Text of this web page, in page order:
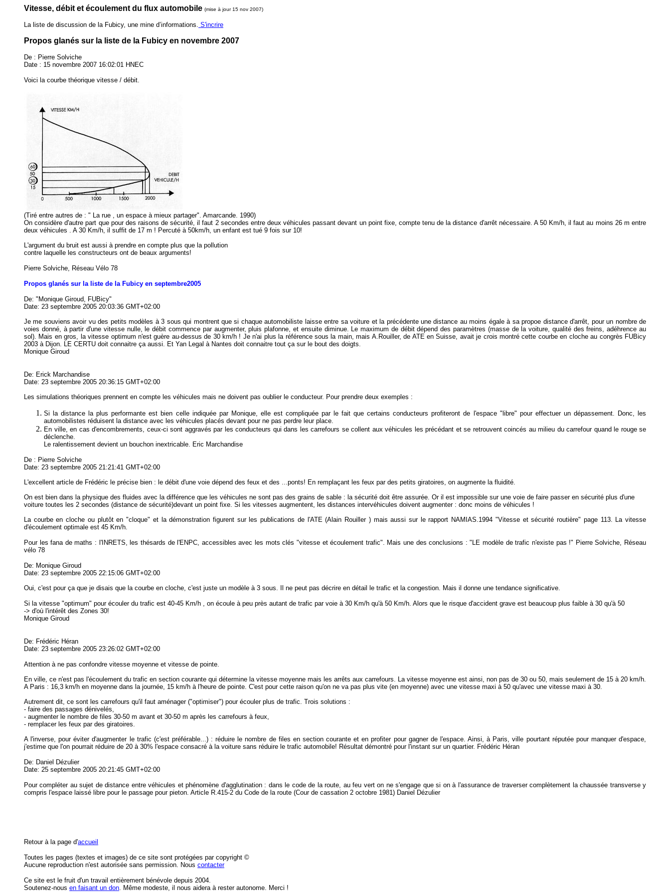
Vitesse, débit et écoulement du flux automobile (mise à jour 15 nov 2007)
La liste de discussion de la Fubicy, une mine d’informations. S'incrire
Propos glanés sur la liste de la Fubicy en novembre 2007
De : Pierre Solviche
Date : 15 novembre 2007 16:02:01 HNEC
Voici la courbe théorique vitesse / débit.
(Tiré entre autres de : " La rue , un espace à mieux partager". Amarcande. 1990)
On considère d'autre part que pour des raisons de sécurité, il faut 2 secondes entre deux véhicules passant devant un point fixe, compte tenu de la distance d'arrêt nécessaire. A 50 Km/h, il faut au moins 26 m entre
deux véhicules . A 30 Km/h, il suffit de 17 m ! Percuté à 50km/h, un enfant est tué 9 fois sur 10!
L'argument du bruit est aussi à prendre en compte plus que la pollution
contre laquelle les constructeurs ont de beaux arguments!
Pierre Solviche, Réseau Vélo 78
Propos glanés sur la liste de la Fubicy en septembre2005
De: "Monique Giroud, FUBicy"
Date: 23 septembre 2005 20:03:36 GMT+02:00
Je me souviens avoir vu des petits modèles à 3 sous qui montrent que si chaque automobiliste laisse entre sa voiture et la précédente une distance au moins égale à sa propoe distance d'arrêt, pour un nombre de
voies donné, à partir d'une vitesse nulle, le débit commence par augmenter, pluis plafonne, et ensuite diminue. Le maximum de débit dépend des paramètres (masse de la voiture, qualité des freins, adéhrence au
sol). Mais en gros, la vitesse optimum n'est guère au-dessus de 30 km/h ! Je n'ai plus la référence sous la main, mais A.Rouiller, de ATE en Suisse, avait je crois montré cette courbe en cloche au congrès FUBicy
2003 à Dijon. LE CERTU doit connaitre ça aussi. Et Yan Legal à Nantes doit connaitre tout ça sur le bout des doigts.
Monique Giroud
De: Erick Marchandise
Date: 23 septembre 2005 20:36:15 GMT+02:00
Les simulations théoriques prennent en compte les véhicules mais ne doivent pas oublier le conducteur. Pour prendre deux exemples :
Si la distance la plus performante est bien celle indiquée par Monique, elle est compliquée par le fait que certains conducteurs profiteront de l'espace "libre" pour effectuer un dépassement. Donc, les
automobilistes réduisent la distance avec les véhicules placés devant pour ne pas perdre leur place.
En ville, en cas d'encombrements, ceux-ci sont aggravés par les conducteurs qui dans les carrefours se collent aux véhicules les précédant et se retrouvent coincés au milieu du carrefour quand le rouge se
déclenche.
Le ralentissement devient un bouchon inextricable. Eric Marchandise
De : Pierre Solviche
Date: 23 septembre 2005 21:21:41 GMT+02:00
L'excellent article de Frédéric le précise bien : le débit d'une voie dépend des feux et des ...ponts! En remplaçant les feux par des petits giratoires, on augmente la fluidité.
On est bien dans la physique des fluides avec la différence que les véhicules ne sont pas des grains de sable : la sécurité doit être assurée. Or il est impossible sur une voie de faire passer en sécurité plus d'une
voiture toutes les 2 secondes (distance de sécurité)devant un point fixe. Si les vitesses augmentent, les distances intervéhicules doivent augmenter : donc moins de véhicules !
La courbe en cloche ou plutôt en "cloque" et la démonstration figurent sur les publications de l'ATE (Alain Rouiller ) mais aussi sur le rapport NAMIAS.1994 "Vitesse et sécurité routière" page 113. La vitesse
d'écoulement optimale est 45 Km/h.
Pour les fana de maths : l'INRETS, les thésards de l'ENPC, accessibles avec les mots clés "vitesse et écoulement trafic". Mais une des conclusions : "LE modèle de trafic n'existe pas !" Pierre Solviche, Réseau
vélo 78
De: Monique Giroud
Date: 23 septembre 2005 22:15:06 GMT+02:00
Oui, c'est pour ça que je disais que la courbe en cloche, c'est juste un modèle à 3 sous. Il ne peut pas décrire en détail le trafic et la congestion. Mais il donne une tendance significative.
Si la vitesse "optimum" pour écouler du trafic est 40-45 Km/h , on écoule à peu près autant de trafic par voie à 30 Km/h qu'à 50 Km/h. Alors que le risque d'accident grave est beaucoup plus faible à 30 qu'à 50
-> d'où l'intérêt des Zones 30!
Monique Giroud
De: Frédéric Héran
Date: 23 septembre 2005 23:26:02 GMT+02:00
Attention à ne pas confondre vitesse moyenne et vitesse de pointe.
En ville, ce n'est pas l'écoulement du trafic en section courante qui détermine la vitesse moyenne mais les arrêts aux carrefours. La vitesse moyenne est ainsi, non pas de 30 ou 50, mais seulement de 15 à 20 km/h.
A Paris : 16,3 km/h en moyenne dans la journée, 15 km/h à l'heure de pointe. C'est pour cette raison qu'on ne va pas plus vite (en moyenne) avec une vitesse maxi à 50 qu'avec une vitesse maxi à 30.
Autrement dit, ce sont les carrefours qu'il faut aménager ("optimiser") pour écouler plus de trafic. Trois solutions :
- faire des passages dénivelés,
- augmenter le nombre de files 30-50 m avant et 30-50 m après les carrefours à feux,
- remplacer les feux par des giratoires.
A l'inverse, pour éviter d'augmenter le trafic (c'est préférable...) : réduire le nombre de files en section courante et en profiter pour gagner de l'espace. Ainsi, à Paris, ville pourtant réputée pour manquer d'espace,
j'estime que l'on pourrait réduire de 20 à 30% l'espace consacré à la voiture sans réduire le trafic automobile! Résultat démontré pour l'instant sur un quartier. Frédéric Héran
De: Daniel Dézulier
Date: 25 septembre 2005 20:21:45 GMT+02:00
Pour compléter au sujet de distance entre véhicules et phénomène d'agglutination : dans le code de la route, au feu vert on ne s'engage que si on à l'assurance de traverser complètement la chaussée transverse y
compris l'espace laissé libre pour le passage pour pieton. Article R.415-2 du Code de la route (Cour de cassation 2 octobre 1981) Daniel Dézulier
Retour à la page d'accueil
Toutes les pages (textes et images) de ce site sont protégées par copyright ©
Aucune reproduction n'est autorisée sans permission. Nous contacter
Ce site est le fruit d'un travail entièrement bénévole depuis 2004.
Soutenez-nous en faisant un don. Même modeste, il nous aidera à rester autonome. Merci !